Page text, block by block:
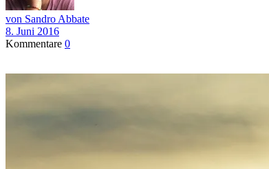
von Sandro Abbate
8. Juni 2016
Kommentare 0